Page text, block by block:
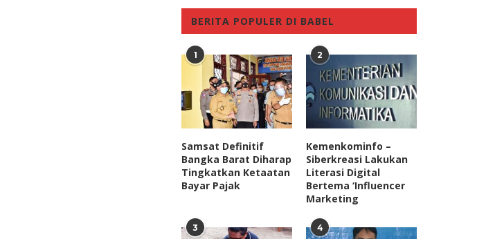
BERITA POPULER DI BABEL
1
Samsat Definitif
Bangka Barat Diharap
Tingkatkan Ketaatan
Bayar Pajak
2
Kemenkominfo –
Siberkreasi Lakukan
Literasi Digital
Bertema ‘Influencer
Marketing
3 4